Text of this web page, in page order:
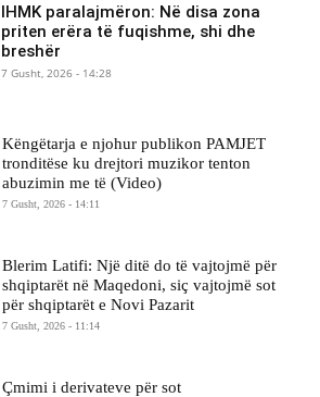
IHMK paralajmëron: Në disa zona
priten erëra të fuqishme, shi dhe
breshër
7 Gusht, 2026 - 14:28
Këngëtarja e njohur publikon PAMJET
tronditëse ku drejtori muzikor tenton
abuzimin me të (Video)
7 Gusht, 2026 - 14:11
Blerim Latifi: Një ditë do të vajtojmë për
shqiptarët në Maqedoni, siç vajtojmë sot
për shqiptarët e Novi Pazarit
7 Gusht, 2026 - 11:14
Çmimi i derivateve për sot